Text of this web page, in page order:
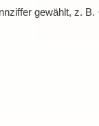
gewählt, z.